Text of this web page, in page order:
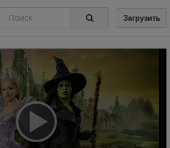
Загрузить